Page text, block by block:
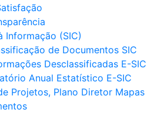
Informação (SIC)
de Documentos SIC
Desclassificadas E-SIC
Anual Estatístico E-SIC
Projetos, Plano Diretor Mapas